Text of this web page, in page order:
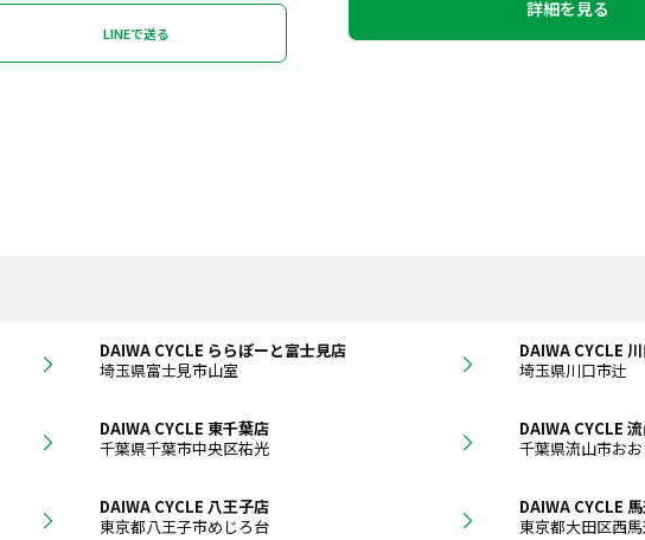
詳細を見る
LINEで送る
DAIWA CYCLE ららぽーと富士見店
埼玉県富士見市山室
DAIWA CYCLE
埼玉県川口市辻
DAIWA CYCLE 東千葉店
千葉県千葉市中央区祐光
DAIWA CYCLE
千葉県流山市お
DAIWA CYCLE 八王子店
東京都八王子市めじろ台
DAIWA CYCLE
東京都大田区西